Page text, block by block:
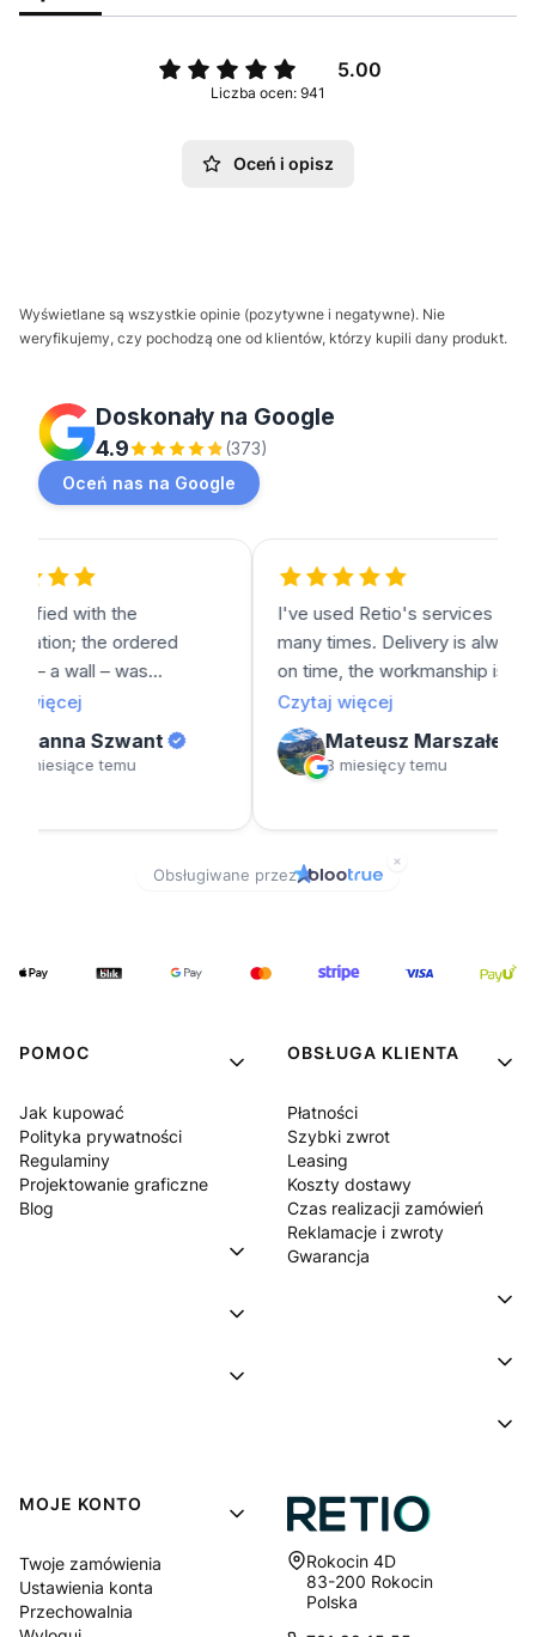
5.00
Liczba ocen: 941
Oceń i opisz
Wyświetlane są wszystkie opinie (pozytywne i negatywne). Nie
weryfikujemy, czy pochodzą one od klientów, którzy kupili dany produkt.
POMOC
Jak kupować
Polityka prywatności
Regulaminy
Projektowanie graficzne
Blog
OBSŁUGA KLIENTA
Płatności
Szybki zwrot
Leasing
Koszty dostawy
Czas realizacji zamówień
Reklamacje i zwroty
Gwarancja
MOJE KONTO
Twoje zamówienia
Ustawienia konta
Przechowalnia
Adres:
Rokocin 4D
83-200 Rokocin
Polska